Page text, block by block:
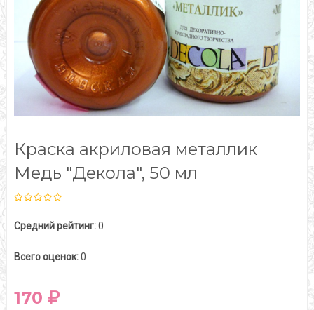
Краска акриловая металлик
Медь "Декола", 50 мл
Средний рейтинг:0
Всего оценок:0
170